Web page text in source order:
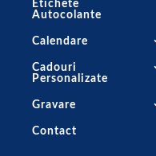
Etichete
Autocolante
Calendare
Cadouri
Personalizate
Gravare
Contact